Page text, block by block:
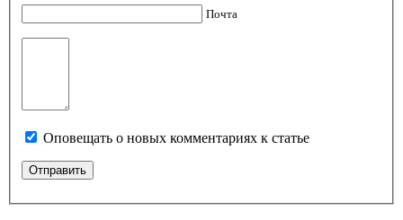
Почта
Оповещать о новых комментариях к статье